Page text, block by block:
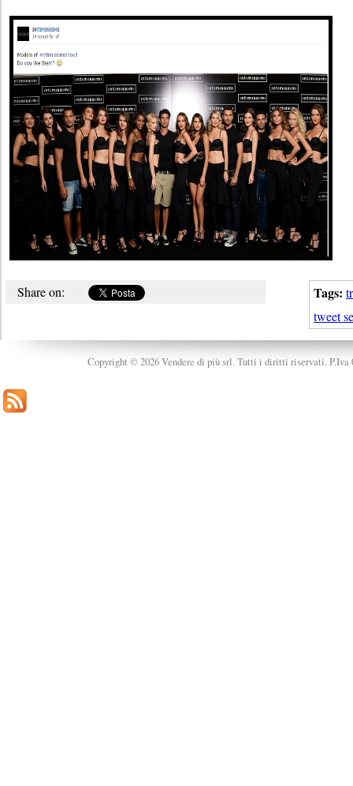
Tags:
tweet
Share on:
Copyright © 2026 Vendere di più srl. Tutti i diritti riservati. P.Iva